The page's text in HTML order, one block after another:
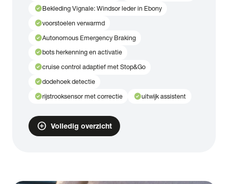
check_circleBekleding Vignale: Windsor leder in Ebony
check_circlevoorstoelen verwarmd
check_circleAutonomous Emergency Braking
check_circlebots herkenning en activatie
check_circlecruise control adaptief met Stop&Go
check_circledodehoek detectie
check_circlerijstrooksensor met correctie check_circleuitwijk assistent
add_circle Volledig overzicht